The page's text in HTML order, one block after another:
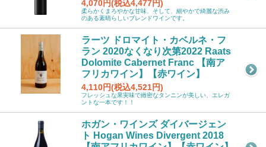
4,070円(税込4,477円)
柔らかくまろやかな甘味、そして、細やかで綺麗な渋み
のある素晴らしいブレンドワインです。
ラーツ ドロマイト・カベルネ・フ
ラン 2020なくなり次第2022 Raats
Dolomite Cabernet Franc 【南ア
フリカワイン】【赤ワイン】
4,110円(税込4,521円)
フレッシュな果実味で緻密なタンニンが美しい、エレガ
ントな一本です！！
ホガン・ワインズ ダイバージェン
ト Hogan Wines Divergent 2018